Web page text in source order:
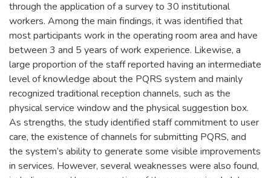
through the application of a survey to 30 institutional
workers. Among the main findings, it was identified that
most participants work in the operating room area and have
between 3 and 5 years of work experience. Likewise, a
large proportion of the staff reported having an intermediate
level of knowledge about the PQRS system and mainly
recognized traditional reception channels, such as the
physical service window and the physical suggestion box.
As strengths, the study identified staff commitment to user
care, the existence of channels for submitting PQRS, and
the system’s ability to generate some visible improvements
in services. However, several weaknesses were also found,